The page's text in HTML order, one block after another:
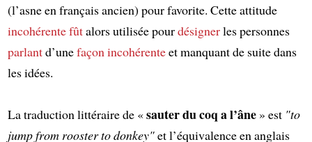
(l’asne en français ancien) pour favorite. Cette attitude
incohérentefûtalors utilisée pourdésignerles personnes
parlantd’unefaçon incohérenteet manquant de suite dans
les idées.
La traduction littéraire de «sauter du coq a l’âne» est "to
jump from rooster to donkey"et l’équivalence en anglais